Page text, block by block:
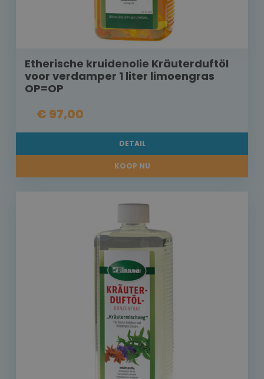
Etherische kruidenolie Kräuterduftöl
voor verdamper 1 liter limoengras
OP=OP
€ 97,00
DETAIL
KOOP NU